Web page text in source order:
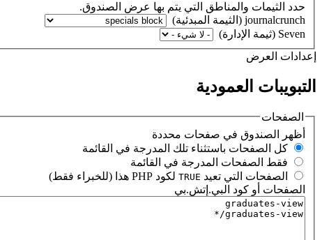
حدد الثيمات والمناطق التي يتم بها عرض الصندوق.
‏إعدادات العرض ‏
التبويبات العمودية
الصفحات
‏أظهر الصندوق في صفحات محددة ‏
‏كل الصفحات باستثناء تلك المدرجة في القائمة ‏
‏فقط الصفحات المدرجة في القائمة ‏
‏الصفحات التي تعيد TRUE لكود PHP هذا (للخبراء فقط) ‏
الصفحات أو كود البي.إتش.بي